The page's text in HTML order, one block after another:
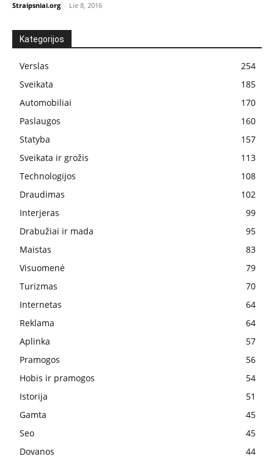
Straipsniai.org - Lie 8, 2016
Kategorijos
Verslas
254
Sveikata
185
Automobiliai
170
Paslaugos
160
Statyba
157
Sveikata ir grožis
113
Technologijos
108
Draudimas
102
Interjeras
99
Drabužiai ir mada
95
Maistas
83
Visuomenė
79
Turizmas
70
Internetas
64
Reklama
64
Aplinka
57
Pramogos
56
Hobis ir pramogos
54
Istorija
51
Gamta
45
Seo
45
Dovanos
44